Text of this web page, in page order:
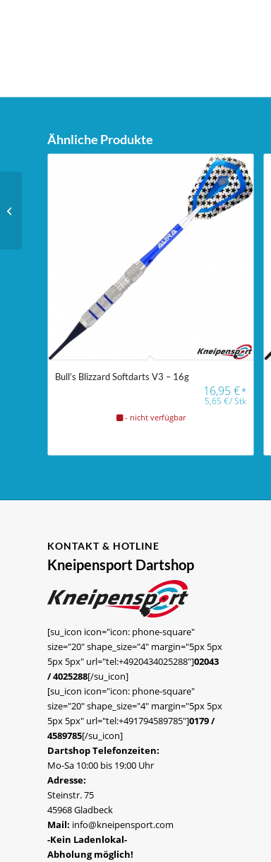
Ähnliche Produkte
Bull’s Blizzard Softdarts V3 – 16g
16,95€*
5,65€/Stk
- nicht verfügbar
KONTAKT & HOTLINE
Kneipensport Dartshop
[su_icon icon="icon: phone-square"
size="20" shape_size="4" margin="5px 5px
5px 5px" url="tel:+4920434025288"]02043
/ 4025288[/su_icon]
[su_icon icon="icon: phone-square"
size="20" shape_size="4" margin="5px 5px
5px 5px" url="tel:+491794589785"]0179 /
4589785[/su_icon]
Dartshop Telefonzeiten:
Mo-Sa 10:00 bis 19:00 Uhr
Adresse:
Steinstr. 75
45968 Gladbeck
Mail: info@kneipensport.com
-Kein Ladenlokal-
Abholung möglich!